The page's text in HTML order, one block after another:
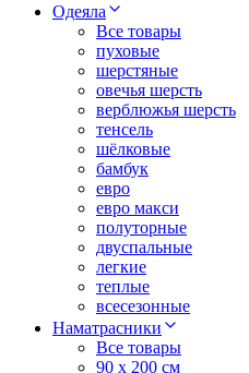
Одеяла
Все товары
пуховые
шерстяные
овечья шерсть
верблюжья шерсть
тенсель
шёлковые
бамбук
евро
евро макси
полуторные
двуспальные
легкие
теплые
всесезонные
Наматрасники
Все товары
90 x 200 см